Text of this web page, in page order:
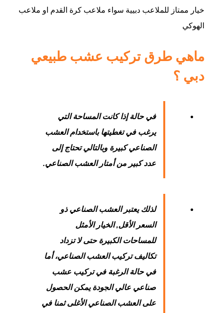
خيار ممتاز للملاعب دبيية سواء ملاعب كرة القدم او ملاعب
الهوكي
ماهي طرق تركيب عشب طبيعي
دبي ؟
في حالة إذا كانت المساحة التي
يرغب في تغطيتها باستخدام العشب
الصناعي كبيرة وبالتالي تحتاج إلى
عدد كبير من أمتار العشب الصناعي.
لذلك يعتبر العشب الصناعي ذو
السعر الأقل, الخيار الأمثل
للمساحات الكبيرة حتى لا تزداد
تكاليف تركيب العشب الصناعي، أما
في حالة الرغبة في تركيب عشب
صناعي عالي الجودة يمكن الحصول
على العشب الصناعي الأغلى ثمنا في